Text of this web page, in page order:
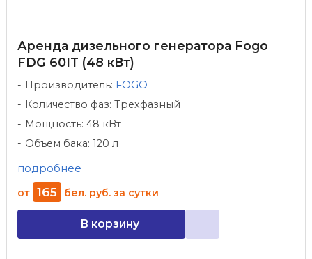
Аренда дизельного генератора Fogo
FDG 60IT (48 кВт)
Производитель: FOGO
Количество фаз: Трехфазный
Мощность: 48 кВт
Объем бака: 120 л
подробнее
от 165 бел. руб. за сутки
В корзину